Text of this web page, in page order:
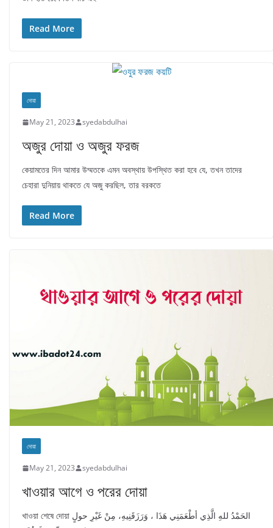
Read More
দোয়া
May 21, 2023 syedabdulhai
অজুর দোয়া ও অজুর ফরজ
কেয়ামতের দিন আমার উম্মতকে এমন অবস্থায় উপস্থিত করা হবে যে, তখন তাদের
চেহারা দুনিয়ায় থাকতে যে অজু করছিল, তার বরকতে
Read More
দোয়া
May 21, 2023 syedabdulhai
খাওয়ার আগে ও পরের দোয়া
খাওয়া শেষে দোয়া الحَمْدُ للهِ الَّذِي أطْعَمَنِي هَذَا ، وَرَزَقَنِيهِ، مِنْ غَيْرِ حولٍ